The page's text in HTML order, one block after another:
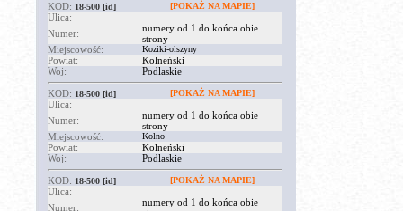
KOD: 18-500 [id] [POKAŻ NA MAPIE]
Ulica:
Numer:
numery od 1 do końca obie
strony
Miejscowość:
Koziki-olszyny
Powiat:
Kolneński
Woj:
Podlaskie
KOD: 18-500 [id] [POKAŻ NA MAPIE]
Ulica:
Numer:
numery od 1 do końca obie
strony
Miejscowość:
Kolno
Powiat:
Kolneński
Woj:
Podlaskie
KOD: 18-500 [id] [POKAŻ NA MAPIE]
Ulica:
Numer:
numery od 1 do końca obie